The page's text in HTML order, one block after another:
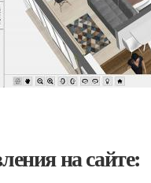
на сайте: